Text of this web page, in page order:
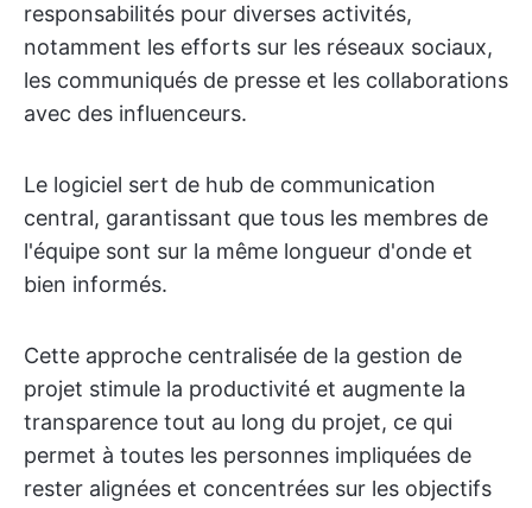
responsabilités pour diverses activités,
notamment les efforts sur les réseaux sociaux,
les communiqués de presse et les collaborations
avec des influenceurs.
Le logiciel sert de hub de communication
central, garantissant que tous les membres de
l'équipe sont sur la même longueur d'onde et
bien informés.
Cette approche centralisée de la gestion de
projet stimule la productivité et augmente la
transparence tout au long du projet, ce qui
permet à toutes les personnes impliquées de
rester alignées et concentrées sur les objectifs